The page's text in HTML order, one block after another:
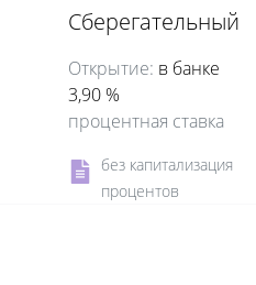
Сберегательный
Открытие: в банке
3,90 %
процентная ставка
без капитализация
процентов